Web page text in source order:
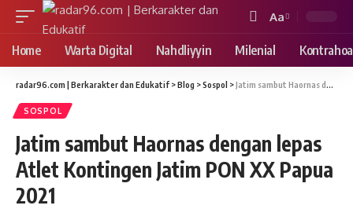
Font
Resizer
Aa
Home Warta Digital Nahdliyyin Milenial
radar96.com | Berkarakter dan Edukatif >Blog >Sospol >Jatim sambut Haornas dengan lepas Atlet Kontingen Jatim PON XX Papua 2021
SOSPOL
Jatim sambut Haornas dengan lepas
Atlet Kontingen Jatim PON XX Papua
2021